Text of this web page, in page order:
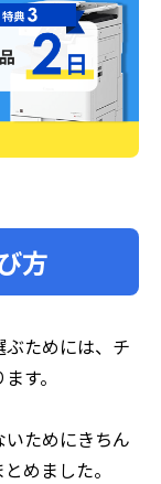
方
ためには、チ
す。
ためにきちん
めました。